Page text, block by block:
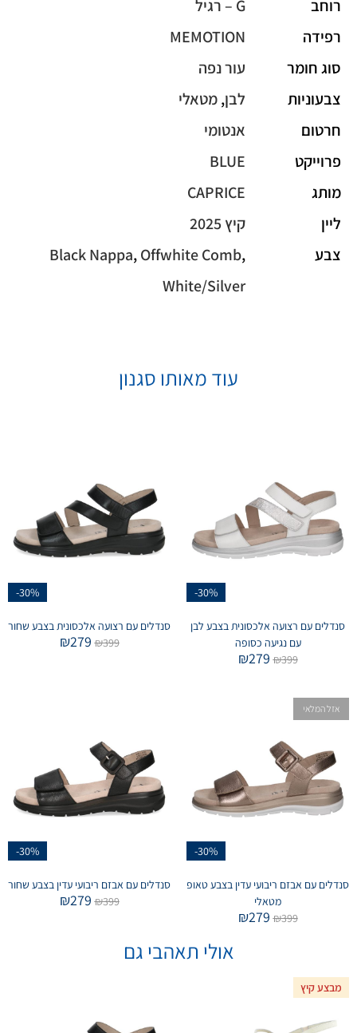
רוחב
G – רגיל
רפידה
MEMOTION
סוג חומר
עור נפה
צבעוניות
לבן,מטאלי
חרטום
אנטומי
פרוייקט
BLUE
מותג
CAPRICE
ליין
קיץ 2025
צבע
Black Nappa,Offwhite Comb,
White/Silver
עוד מאותו סגנון
-30%
סנדלים עם רצועה אלכסונית בצבע לבן
עם נגיעה כסופה
₪399
₪279
-30%
סנדלים עם רצועה אלכסונית בצבע שחור
₪399
₪279
-30%
אזל המלאי
סנדלים עם אבזם ריבועי עדין בצבע טאופ
מטאלי
₪399
₪279
-30%
סנדלים עם אבזם ריבועי עדין בצבע שחור
₪399
₪279
אולי תאהבי גם
מבצע קיץ